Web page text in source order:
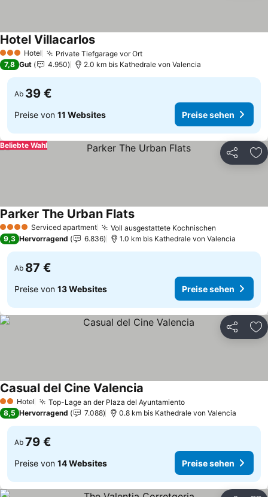
3 SterneHotel Private Tiefgarage vor OrtPreise sehen
Hotel VillacarlosPreise sehen
7,8 Gut 4.950 2.0 km bis Kathedrale von Valencia
Ab 39 €
Preise von 11 Websites Preise sehen
Teilen
Beliebte Wahl
4 Sterne Serviced apartment Voll ausgestattete Kochnischen
Parker The Urban FlatsPreise sehen
9,3 Hervorragend 6.836 1.0 km bis Kathedrale von Valencia
Ab 87 €
Preise von 13 Websites Preise sehen
Teilen
2 Sterne
Hotel Top-Lage an der Plaza del AyuntamientoPreise sehen
Casual del Cine Valencia
8,5 Hervorragend 7.088 0.8 km bis Kathedrale von Valencia
Ab 79 €
Preise von 14 Websites Preise sehen